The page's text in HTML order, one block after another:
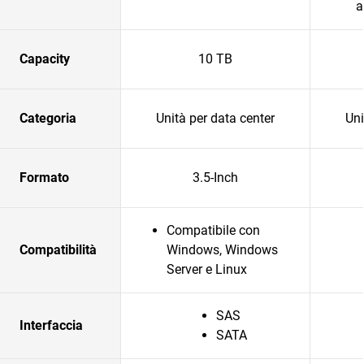
Capacity 10 TB
Categoria Unità per data center
Formato 3.5-Inch
Compatibilità
Compatibile con
Windows, Windows
Server e Linux
Interfaccia
SAS
SATA